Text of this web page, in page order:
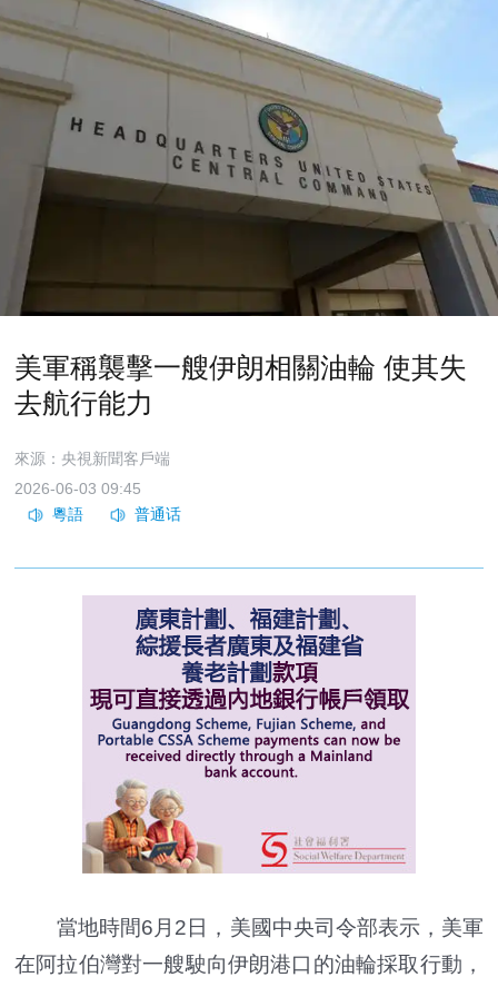
美軍稱襲擊一艘伊朗相關油輪 使其失
去航行能力
來源：央視新聞客戶端
2026-06-03 09:45
當地時間6月2日，美國中央司令部表示，美軍
在阿拉伯灣對一艘駛向伊朗港口的油輪採取行動，